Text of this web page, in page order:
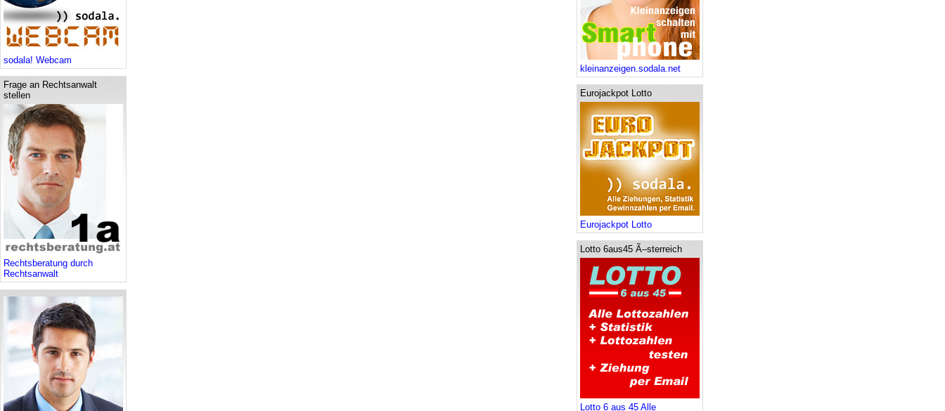
sodala! Webcam
Frage an Rechtsanwalt
stellen
Rechtsberatung durch
Rechtsanwalt
kleinanzeigen.sodala.net
Eurojackpot Lotto
Eurojackpot Lotto
Lotto 6aus45 Ã–sterreich
Lotto 6 aus 45 Alle